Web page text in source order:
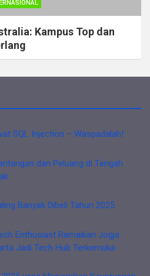
Kampus Top dan
SQL Injection – Waspadalah!
dan Peluang di Tengah
Banyak Dibeli Tahun 2025
Enthusiast Ramaikan Jogja
Jadi Tech Hub Terkemuka